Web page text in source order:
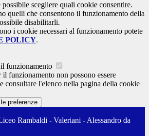
possibile scegliere quali cookie consentire.
quelli che consentono il funzionamento della
disabilitarli.
i cookie necessari al funzionamento potete
POLICY.
funzionamento
il funzionamento non possono essere
consultare l'elenco nella pagina della cookie
preferenze
Rambaldi - Valeriani - Alessandro da